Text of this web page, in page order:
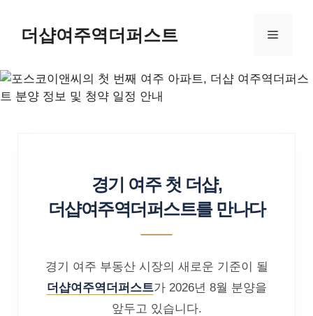
더샵여주역더퍼스트
경기 여주 첫 더샵,
더샵여주역더퍼스트를 만나다
경기 여주 부동산 시장의 새로운 기준이 될
더샵여주역더퍼스트가 2026년 8월 분양을
앞두고 있습니다.